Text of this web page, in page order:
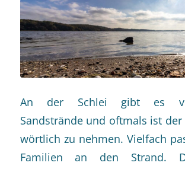
An der Schlei gibt es
Sandstrände und oftmals ist
wörtlich zu nehmen. Vielfach
Familien an den Strand.